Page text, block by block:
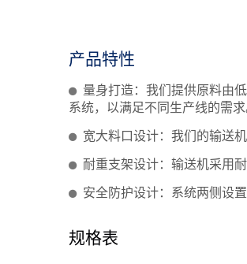
产品特性
量身打造：我们提供原料由
系统，以满足不同生产线的需求
宽大料口设计：我们的输送
耐重支架设计：输送机采用
安全防护设计：系统两侧设
规格表